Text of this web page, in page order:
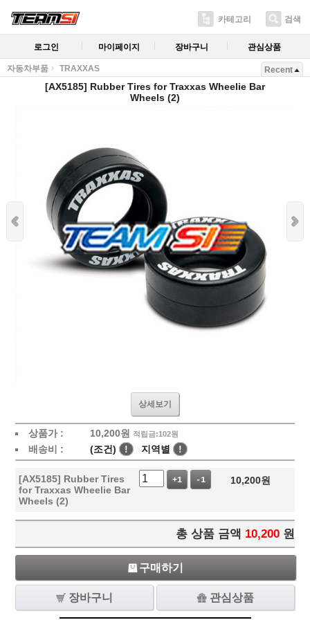
카테고리 검색
로그인 마이페이지 장바구니 관심상품
자동차부품 TRAXXAS Recent
[AX5185] Rubber Tires for Traxxas Wheelie Bar
Wheels (2)
상세보기
상품가 : 10,200원 적립금:102원
배송비 : (조건) ! 지역별 !
[AX5185] Rubber Tires
for Traxxas Wheelie Bar
Wheels (2)
+1 -1 10,200원
총 상품 금액 10,200 원
구매하기
장바구니 관심상품